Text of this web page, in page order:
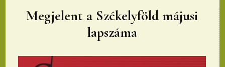
Marosvásárhelyi
Megjelent a Székelyföld májusi
lapszáma